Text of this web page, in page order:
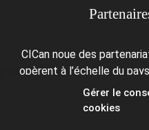
Gérer le
cookies
CICan noue des
opèrent à l’échelle du
d’affaires pour ses
produits